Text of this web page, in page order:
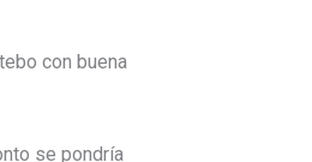
con buena
se pondría